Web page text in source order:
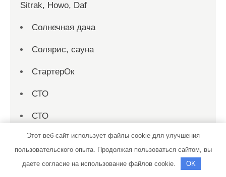
Sitrak, Howo, Daf
Солнечная дача
Солярис, сауна
СтартерОк
СТО
СТО
СТО Автотехцентр Jeep
СТО Дизель
Этот веб-сайт использует файлы cookie для улучшения
пользовательского опыта. Продолжая пользоваться сайтом, вы
даете согласие на использование файлов cookie.
OK